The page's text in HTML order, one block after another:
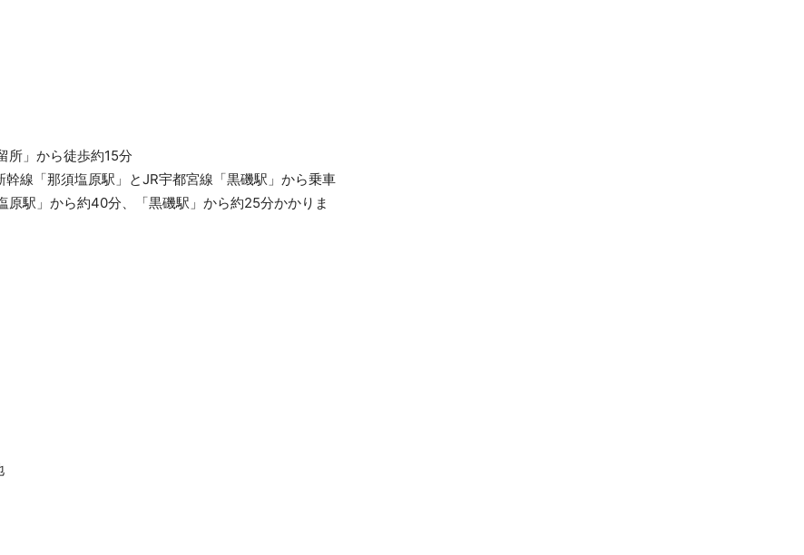
所」から徒歩約15分
線「那須塩原駅」とJR宇都宮線「黒磯駅」から乗車
駅」から約40分、「黒磯駅」から約25分かかりま